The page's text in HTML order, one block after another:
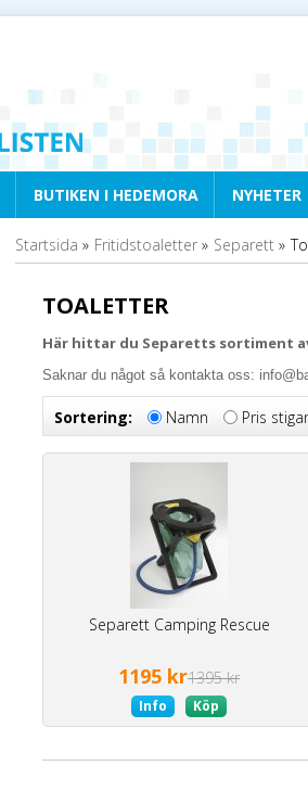
BUTIKEN I HEDEMORA NYHETER
Startsida » Fritidstoaletter» Separett»
TOALETTER
Här hittar du Separetts sortiment
Saknar du något så kontakta oss:
Sortering: Namn Pris
Separett Camping Rescue
1195 kr1395 kr
Info Köp